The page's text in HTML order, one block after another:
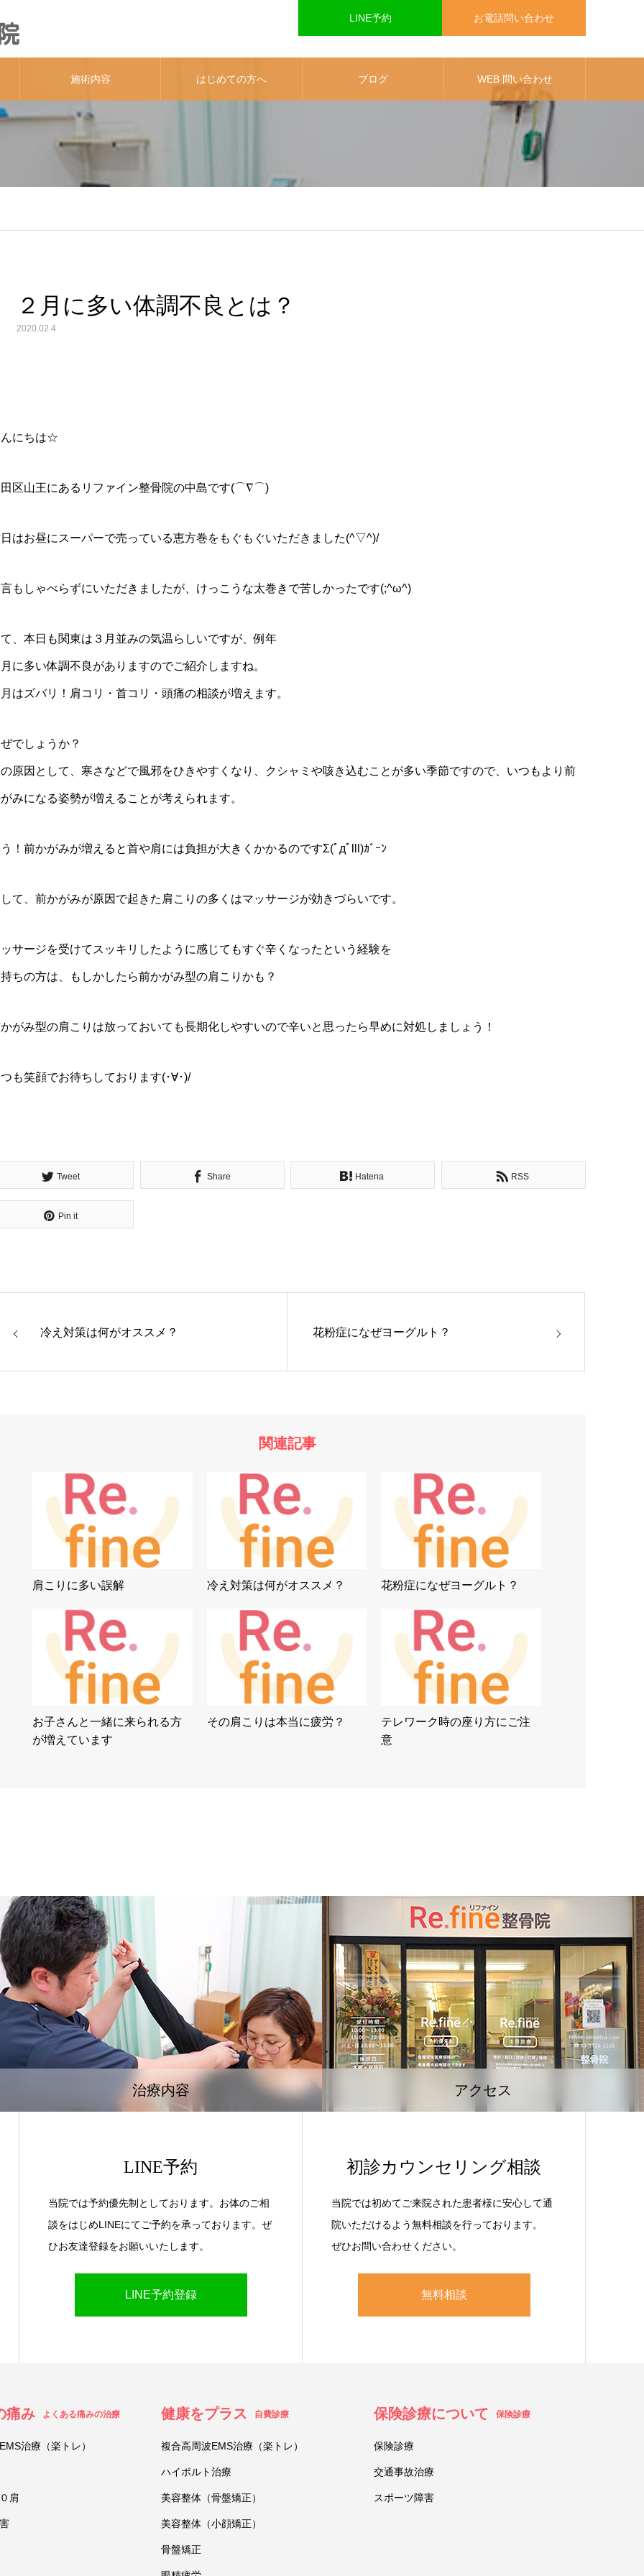
LINE予約 お電話問い合わせ
施術内容 はじめての方へ ブログ WEB 問い合わせ
２月に多い体調不良とは？
2020.02.4
にちは☆
区山王にあるリファイン整骨院の中島です(⌒∇⌒)
はお昼にスーパーで売っている恵方巻をもぐもぐいただきました(^▽^)/
もしゃべらずにいただきましたが、けっこうな太巻きで苦しかったです(;^ω^)
、本日も関東は３月並みの気温らしいですが、例年
に多い体調不良がありますのでご紹介しますね。
はズバリ！肩コリ・首コリ・頭痛の相談が増えます。
でしょうか？
原因として、寒さなどで風邪をひきやすくなり、クシャミや咳き込むことが多い季節ですので、いつもより前
みになる姿勢が増えることが考えられます。
！前かがみが増えると首や肩には負担が大きくかかるのですΣ(ﾟдﾟlll)ｶﾞｰﾝ
て、前かがみが原因で起きた肩こりの多くはマッサージが効きづらいです。
サージを受けてスッキリしたように感じてもすぐ辛くなったという経験を
ちの方は、もしかしたら前かがみ型の肩こりかも？
がみ型の肩こりは放っておいても長期化しやすいので辛いと思ったら早めに対処しましょう！
も笑顔でお待ちしております(･∀･)/
Tweet Share Hatena RSS
Pin it
冷え対策は何がオススメ？ 花粉症になぜヨーグルト？
関連記事
肩こりに多い誤解 冷え対策は何がオススメ？ 花粉症になぜヨーグルト？
お子さんと一緒に来られる方
が増えています
その肩こりは本当に疲労？
テレワーク時の座り方にご注
意
治療内容 アクセス
LINE予約
当院では予約優先制としております。お体のご相
談をはじめLINEにてご予約を承っております。ぜ
ひお友達登録をお願いいたします。
LINE予約登録
初診カウンセリング相談
当院では初めてご来院された患者様に安心して通
院いただけるよう無料相談を行っております。
ぜひお問い合わせください。
無料相談
痛み よくある痛みの治療
治療（楽トレ）
肩
健康をプラス 自費診療
複合高周波EMS治療（楽トレ）
ハイボルト治療
美容整体（骨盤矯正）
美容整体（小顔矯正）
骨盤矯正
保険診療について 保険診療
保険診療
交通事故治療
スポーツ障害